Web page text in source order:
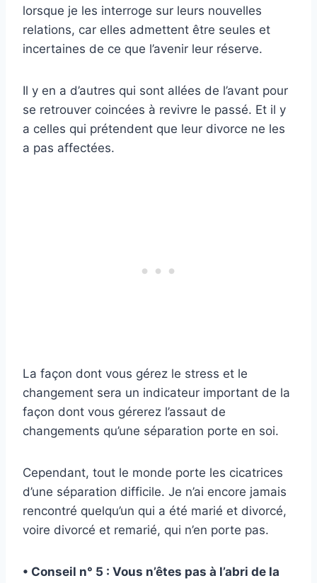
lorsque je les interroge sur leurs nouvelles
relations, car elles admettent être seules et
incertaines de ce que l’avenir leur réserve.
Il y en a d’autres qui sont allées de l’avant pour
se retrouver coincées à revivre le passé. Et il y
a celles qui prétendent que leur divorce ne les
a pas affectées.
La façon dont vous gérez le stress et le
changement sera un indicateur important de la
façon dont vous gérerez l’assaut de
changements qu’une séparation porte en soi.
Cependant, tout le monde porte les cicatrices
d’une séparation difficile. Je n’ai encore jamais
rencontré quelqu’un qui a été marié et divorcé,
voire divorcé et remarié, qui n’en porte pas.
• Conseil n° 5 : Vous n’êtes pas à l’abri de la